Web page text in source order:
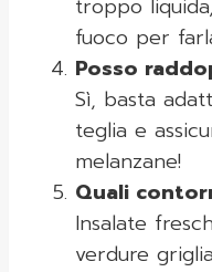
troppo
fuoco per
Posso
Sì, basta
teglia e
melanzane!
Quali
Insalate
verdure